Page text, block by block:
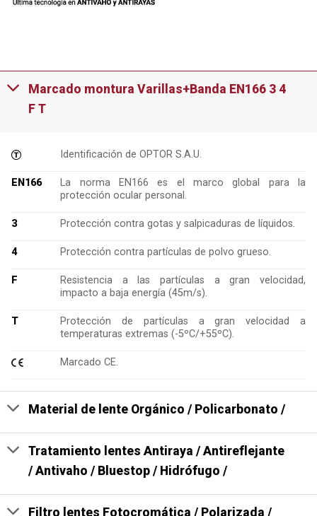
Marcado montura Varillas+Banda EN166 3 4
F T
Identificación de OPTOR S.A.U.
EN166
La norma EN166 es el marco global para la
protección ocular personal.
3 Protección contra gotas y salpicaduras de líquidos.
4 Protección contra partículas de polvo grueso.
F
Resistencia a las partículas a gran velocidad,
impacto a baja energía (45m/s).
T
Protección de partículas a gran velocidad a
temperaturas extremas (-5ºC/+55ºC).
Marcado CE.
Material de lente Orgánico / Policarbonato /
Tratamiento lentes Antiraya / Antireflejante
/ Antivaho / Bluestop / Hidrófugo /
Filtro lentes Fotocromática / Polarizada /